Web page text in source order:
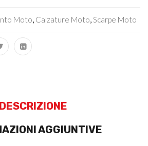
Moto, Calzature Moto,Scarpe Moto
DESCRIZIONE
AGGIUNTIVE